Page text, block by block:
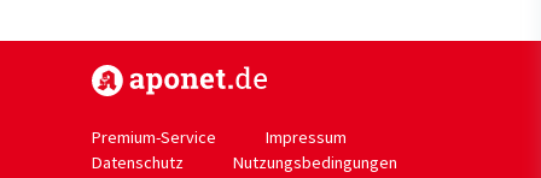
Premium-Service
Impressum
Datenschutz
Nutzungsbedingungen